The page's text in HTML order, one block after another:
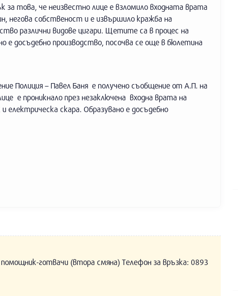
за това, че неизвестно лице е взломило входната врата
негова собственост и е извършило кражба на
различни видове цигари. Щетите са в процес на
е досъдебно производство, посочва се още в бюлетина
Полиция – Павел Баня е получено съобщение от А.П. на
е проникнало през незаключена входна врата на
скара. Образувано е досъдебно
готвачи (втора смяна) Телефон за връзка: 0893